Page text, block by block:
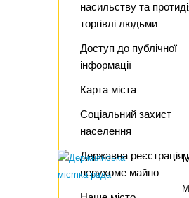
насильству та
торгівлі людьми
Доступ до публічної
інформації
Карта міста
Соціальний захист
населення
Державна реєстрація
нерухоме майно